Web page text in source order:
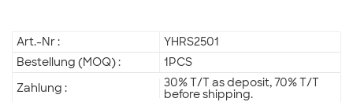
Art.-Nr :
YHRS2501
Bestellung (MOQ) :
1PCS
Zahlung :
30% T/T as deposit, 70% T/T
before shipping.